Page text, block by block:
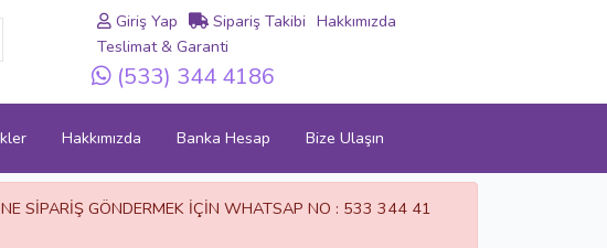
Giriş Yap Sipariş Takibi Hakkımızda
Teslimat & Garanti
(533) 344 4186
Hakkımızda Banka Hesap Bize Ulaşın
SİPARİŞ GÖNDERMEK İÇİN WHATSAP NO : 533 344 41